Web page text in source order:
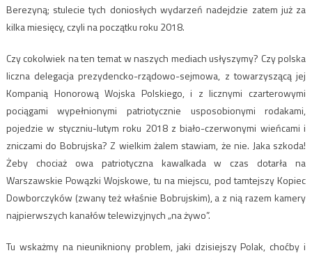
Berezyną; stulecie tych doniosłych wydarzeń nadejdzie zatem już za
kilka miesięcy, czyli na początku roku 2018.
Czy cokolwiek na ten temat w naszych mediach usłyszymy? Czy polska
liczna delegacja prezydencko-rządowo-sejmowa, z towarzyszącą jej
Kompanią Honorową Wojska Polskiego, i z licznymi czarterowymi
pociągami wypełnionymi patriotycznie usposobionymi rodakami,
pojedzie w styczniu-lutym roku 2018 z biało-czerwonymi wieńcami i
zniczami do Bobrujska? Z wielkim żalem stawiam, że nie. Jaka szkoda!
Żeby chociaż owa patriotyczna kawalkada w czas dotarła na
Warszawskie Powązki Wojskowe, tu na miejscu, pod tamtejszy Kopiec
Dowborczyków (zwany też właśnie Bobrujskim), a z nią razem kamery
najpierwszych kanałów telewizyjnych „na żywo”.
Tu wskażmy na nieunikniony problem, jaki dzisiejszy Polak, choćby i